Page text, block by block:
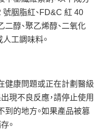
號胭脂紅、FD&C 紅 40
二醇、聚乙烯醇、二氧化
人工調味料。
健康問題或正在計劃醫級
現不良反應，請停止使用
到的地方。如果產品被篡
。